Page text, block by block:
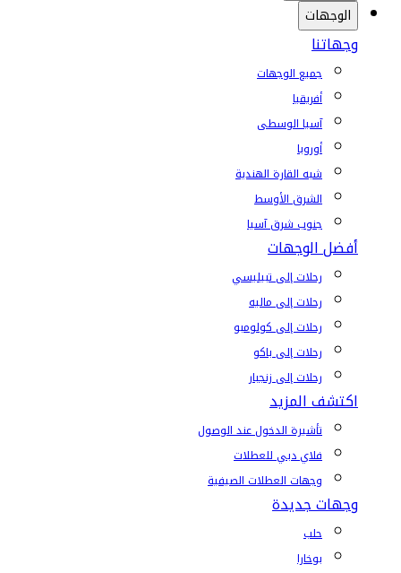
الوجهات
وجهاتنا
جميع الوجهات
أفريقيا
آسيا الوسطى
أوروبا
شبه القارة الهندية
الشرق الأوسط
جنوب شرق آسيا
أفضل الوجهات
رحلات إلى تبيليسي
رحلات إلى ماليه
رحلات إلى كولومبو
رحلات إلى باكو
رحلات إلى زنجبار
اكتشف المزيد
تأشيرة الدخول عند الوصول
فلاي دبي للعطلات
وجهات العطلات الصيفية
وجهات جديدة
حلب
بوخارا